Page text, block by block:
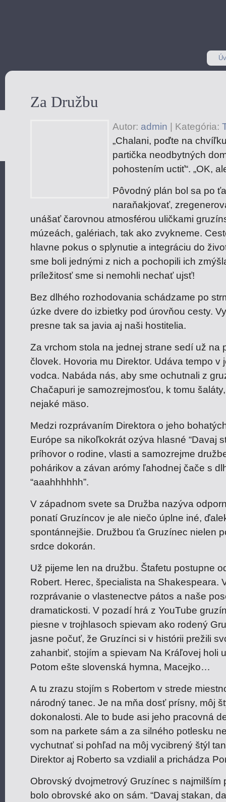
Za Družbu
Autor: admin | Kategória:
„Chalani, poďte na
partička neodbytných
pohostením uctiť“. „OK,
Pôvodný plán bol sa po
naraňakjovať,
unášať čarovnou atmosférou uličkami
múzeách, galériach, tak ako zvykneme.
hlavne pokus o splynutie a integráciu do
sme boli jednými z nich a pochopili ich
príležitosť sme si nemohli nechať ujsť!
Bez dlhého rozhodovania schádzame po
úzke dvere do izbietky pod úrovňou cesty.
presne tak sa javia aj naši hostitelia.
Za vrchom stola na jednej strane sedí už na
človek. Hovoria mu Direktor. Udáva tempo v
vodca. Nabáda nás, aby sme ochutnali z
Chačapuri je samozrejmosťou, k tomu
nejaké mäso.
Medzi rozprávaním Direktora o jeho
Európe sa nikoľkokrát ozýva hlasné “Davaj
príhovor o rodine, vlasti a samozrejme
pohárikov a závan arómy ľahodnej čače s
“aaahhhhhh”.
V západnom svete sa Družba nazýva
ponatí Gruzíncov je ale niečo úplne iné,
spontánnejšie. Družbou ťa Gruzínec nielen
srdce dokorán.
Už pijeme len na družbu. Štafetu postupne
Robert. Herec, špecialista na Shakespeara.
rozprávanie o vlastenectve pátos a naše
dramatickosti. V pozadí hrá z YouTube
piesne v trojhlasoch spievam ako rodený
jasne počuť, že Gruzínci si v histórii prežili
zahanbiť, stojím a spievam Na Kráľovej holi
Potom ešte slovenská hymna, Macejko…
A tu zrazu stojím s Robertom v strede
národný tanec. Je na mňa dosť prísny, môj
dokonalosti. Ale to bude asi jeho pracovná
som na parkete sám a za silného potlesku
vychutnať si pohľad na môj vycibrený štýl
Direktor aj Roberto sa vzdialil a prichádza
Obrovský dvojmetrový Gruzínec s najmilším
bolo obrovské ako on sám. “Davaj stakan,